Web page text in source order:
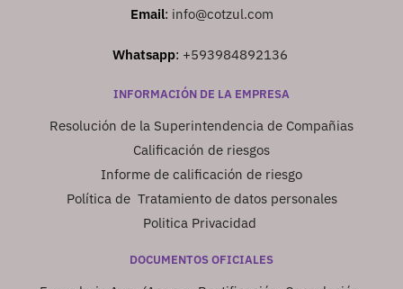
Email: info@cotzul.com
Whatsapp: +593984892136
INFORMACIÓN DE LA EMPRESA
Resolución de la Superintendencia de Compañias
Calificación de riesgos
Informe de calificación de riesgo
Política de Tratamiento de datos personales
Politica Privacidad
DOCUMENTOS OFICIALES